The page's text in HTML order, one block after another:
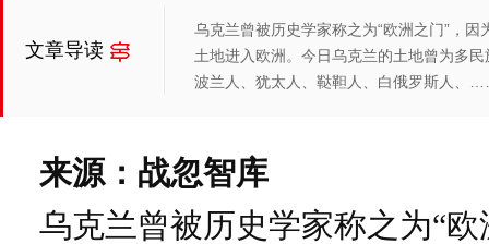
文章导读
乌克兰曾被历史学家称之为“欧洲之门”，
土地进入欧洲。今日乌克兰的土地曾为多
波兰人、犹太人、鞑靼人、白俄罗斯人、
来源：战忽智库
乌克兰曾被历史学家称之为“